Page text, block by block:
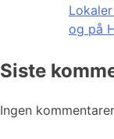
og på
Siste
Ingen